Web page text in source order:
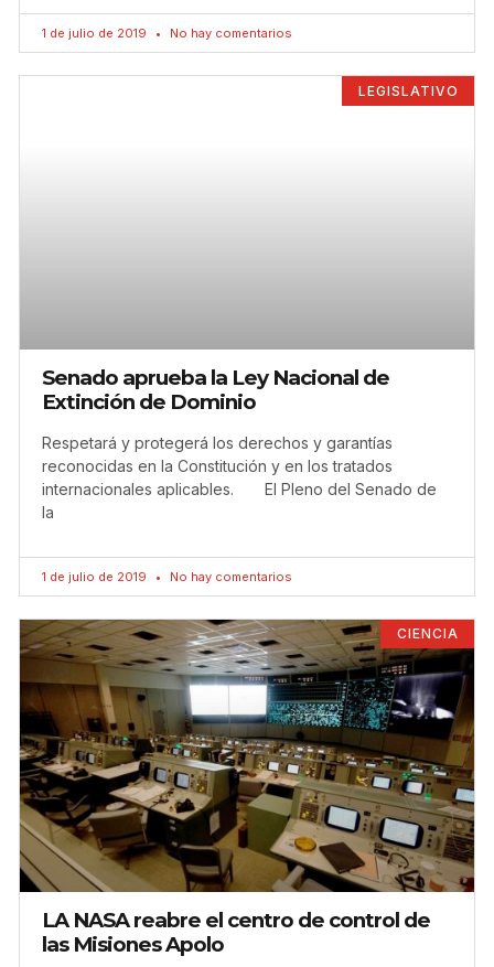
1 de julio de 2019 No hay comentarios
LEGISLATIVO
Senado aprueba la Ley Nacional de
Extinción de Dominio
Respetará y protegerá los derechos y garantías
reconocidas en la Constitución y en los tratados
internacionales aplicables. El Pleno del Senado de
la
1 de julio de 2019 No hay comentarios
CIENCIA
LA NASA reabre el centro de control de
las Misiones Apolo